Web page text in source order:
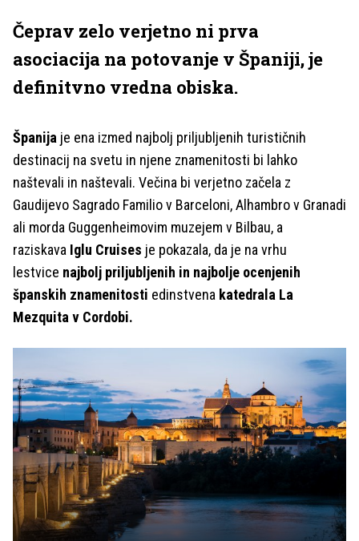
Čeprav zelo verjetno ni prva
asociacija na potovanje v Španiji, je
definitvno vredna obiska.
Španija je ena izmed najbolj priljubljenih turističnih
destinacij na svetu in njene znamenitosti bi lahko
naštevali in naštevali. Večina bi verjetno začela z
Gaudijevo Sagrado Familio v Barceloni, Alhambro v Granadi
ali morda Guggenheimovim muzejem v Bilbau, a
raziskava Iglu Cruises je pokazala, da je na vrhu
lestvice najbolj priljubljenih in najbolje ocenjenih
španskih znamenitosti edinstvena katedrala La
Mezquita v Cordobi.